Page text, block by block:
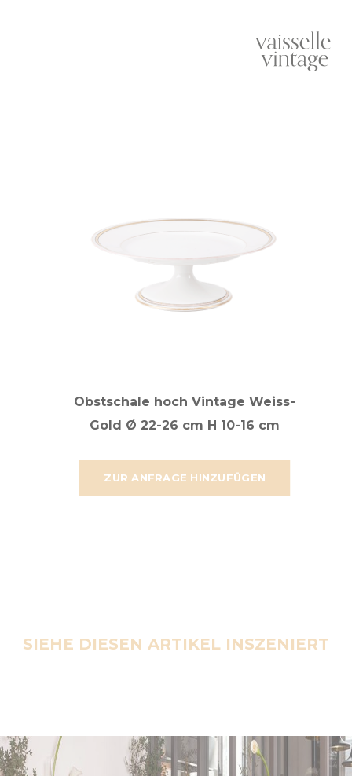
ZUR ANFRAGE HINZUFÜGEN
Obstschale hoch Vintage Weiss-
Gold Ø 22-26 cm H 10-16 cm
SIEHE DIESEN ARTIKEL INSZENIERT